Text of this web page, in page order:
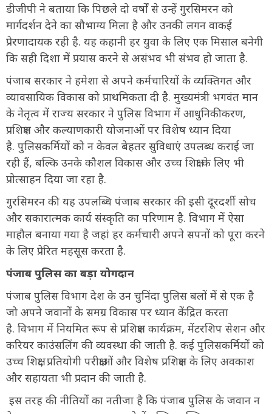
डीजीपी ने बताया कि पिछले दो वर्षों से उन्हें गुरसिमरन को
मार्गदर्शन देने का सौभाग्य मिला है और उनकी लगन वाकई
प्रेरणादायक रही है. यह कहानी हर युवा के लिए एक मिसाल बनेगी
कि सही दिशा में प्रयास करने से असंभव भी संभव हो जाता है.
पंजाब सरकार ने हमेशा से अपने कर्मचारियों के व्यक्तिगत और
व्यावसायिक विकास को प्राथमिकता दी है. मुख्यमंत्री भगवंत मान
के नेतृत्व में राज्य सरकार ने पुलिस विभाग में आधुनिकीकरण,
प्रशिक्षण और कल्याणकारी योजनाओं पर विशेष ध्यान दिया
है. पुलिसकर्मियों को न केवल बेहतर सुविधाएं उपलब्ध कराई जा
रही हैं, बल्कि उनके कौशल विकास और उच्च शिक्षा के लिए भी
प्रोत्साहन दिया जा रहा है.
गुरसिमरन की यह उपलब्धि पंजाब सरकार की इसी दूरदर्शी सोच
और सकारात्मक कार्य संस्कृति का परिणाम है. विभाग में ऐसा
माहौल बनाया गया है जहां हर कर्मचारी अपने सपनों को पूरा करने
के लिए प्रेरित महसूस करता है.
पंजाब पुलिस का बड़ा योगदान
पंजाब पुलिस विभाग देश के उन चुनिंदा पुलिस बलों में से एक है
जो अपने जवानों के समग्र विकास पर ध्यान केंद्रित करता
है. विभाग में नियमित रूप से प्रशिक्षण कार्यक्रम, मेंटरशिप सेशन और
करियर काउंसलिंग की व्यवस्था की जाती है. कई पुलिसकर्मियों को
उच्च शिक्षा, प्रतियोगी परीक्षाओं और विशेष प्रशिक्षण के लिए अवकाश
और सहायता भी प्रदान की जाती है.
इस तरह की नीतियों का नतीजा है कि पंजाब पुलिस के जवान न